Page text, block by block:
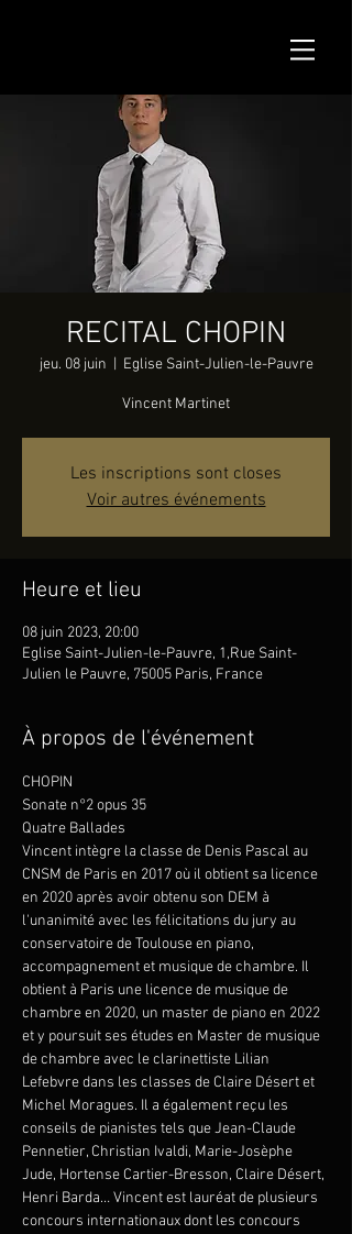
RECITAL CHOPIN
jeu. 08 juin Eglise Saint-Julien-le-Pauvre
Vincent Martinet
Les inscriptions sont closes
Voir autres événements
Heure et lieu
08 juin 2023, 20:00
Eglise Saint-Julien-le-Pauvre, 1,Rue Saint-
Julien le Pauvre, 75005 Paris, France
À propos de l'événement
CHOPIN
Sonate n°2 opus 35
Quatre Ballades
Vincent intègre la classe de Denis Pascal au
CNSM de Paris en 2017 où il obtient sa licence
en 2020 après avoir obtenu son DEM à
l'unanimité avec les félicitations du jury au
conservatoire de Toulouse en piano,
accompagnement et musique de chambre. Il
obtient à Paris une licence de musique de
chambre en 2020, un master de piano en 2022
et y poursuit ses études en Master de musique
de chambre avec le clarinettiste Lilian
Lefebvre dans les classes de Claire Désert et
Michel Moragues. Il a également reçu les
conseils de pianistes tels que Jean-Claude
Pennetier, Christian Ivaldi, Marie-Josèphe
Jude, Hortense Cartier-Bresson, Claire Désert,
Henri Barda… Vincent est lauréat de plusieurs
concours internationaux dont les concours